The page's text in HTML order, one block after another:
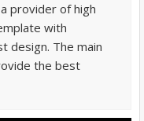
provider of high
with
design. The main
the best